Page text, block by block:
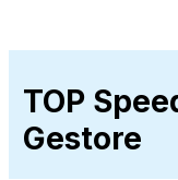
TOP
Gestore